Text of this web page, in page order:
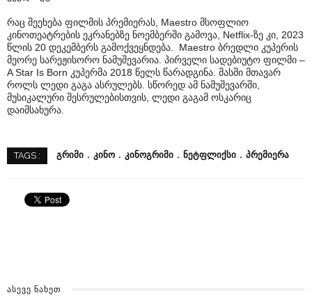
რაც შეეხება ფილმის პრემიერას, Maestro მსოფლიო
კინოთეატრების ეკრანებზე ნოემბერში გამოვა, Netflix-ზე კი, 2023
წლის 20 დეკემბერს გამოქვეყნდება. Maestro ბრედლი კუპერის
მეორე სარეჟისორო ნამუშევარია. პირველი სადებიუტო ფილმი –
A Star Is Born კუპერმა 2018 წელს წარადგინა. მასში მთავარ
როლს ლედი გაგა ასრულებს. სწორედ ამ ნამუშევარში,
მუსიკალური შესრულებისთვის, ლედი გაგამ ოსკარიც
დაიმსახურა.
TAGS : ᲒᲠᲘᲛᲘ ᲙᲘᲜᲝ ᲙᲘᲜᲝᲒᲠᲘᲛᲘ ᲜᲔᲢᲤᲚᲘᲥᲡᲘ ᲞᲠᲔᲛᲘᲔᲠᲐ
ᲐᲡᲔᲕᲔ ᲜᲐᲮᲔᲗ